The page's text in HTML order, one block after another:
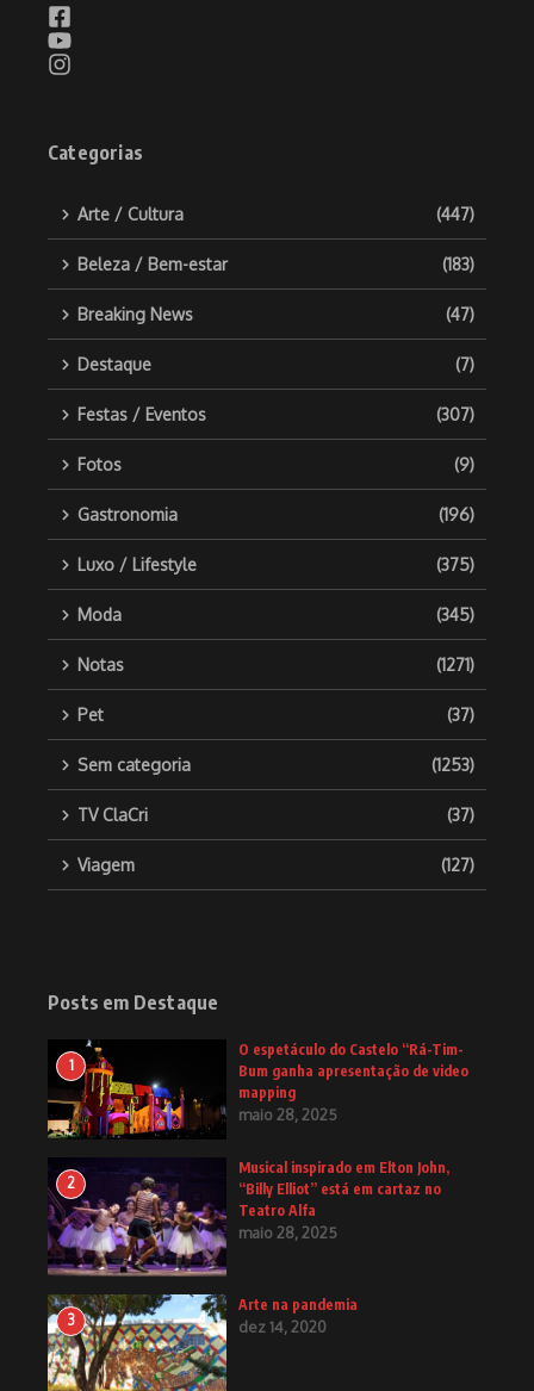
Categorias
Arte / Cultura (447)
Beleza / Bem-estar (183)
Breaking News (47)
Destaque (7)
Festas / Eventos (307)
Fotos (9)
Gastronomia (196)
Luxo / Lifestyle (375)
Moda (345)
Notas (1271)
Pet (37)
Sem categoria (1253)
TV ClaCri (37)
Viagem (127)
Posts em Destaque
1
O espetáculo do Castelo “Rá-Tim-
Bum ganha apresentação de video
mapping
maio 28, 2025
2
Musical inspirado em Elton John,
“Billy Elliot” está em cartaz no
Teatro Alfa
maio 28, 2025
3
Arte na pandemia
dez 14, 2020